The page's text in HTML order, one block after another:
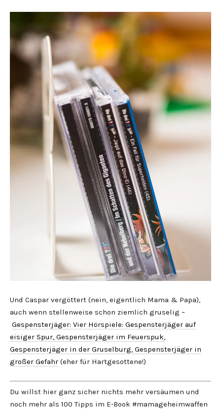
Und Caspar vergöttert (nein, eigentlich Mama & Papa),
auch wenn stellenweise schon ziemlich gruselig –
Gespensterjäger: Vier Hörspiele: Gespensterjäger auf
eisiger Spur, Gespensterjäger im Feuerspuk,
Gespensterjäger in der Gruselburg, Gespensterjäger in
großer Gefahr (eher für Hartgesottene!)
Du willst hier ganz sicher nichts mehr versäumen und
noch mehr als 100 Tipps im E-Book #mamageheimwaffen